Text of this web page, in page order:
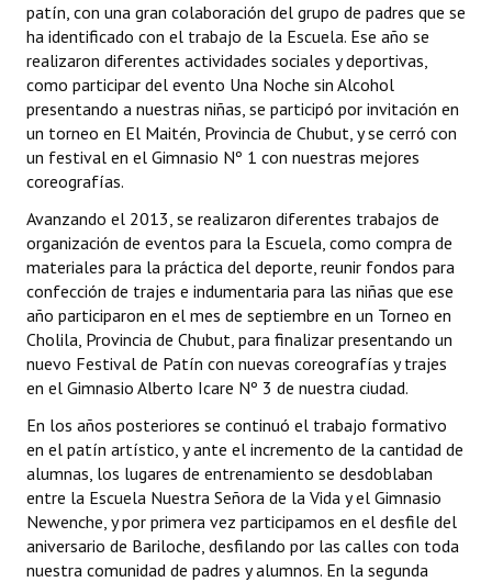
Declaraciones
Resoluciones
Resoluciones de Presidencia
INSTITUCIONAL
Antiguos Pobladores
Noticias Destacadas
Registros y Distinciones
Datos Históricos
Premio al Mérito - Registro
Audiencias Públicas - Registro
Mujeres que Dejaron Huellas - Registro
Periodistas Decanos - Registro
Ciudadano Ilustre - Registro
patín, con una gran colaboración del grupo de padres que se
ha identificado con el trabajo de la Escuela. Ese año se
realizaron diferentes actividades sociales y deportivas,
como participar del evento Una Noche sin Alcohol
presentando a nuestras niñas, se participó por invitación en
un torneo en El Maitén, Provincia de Chubut, y se cerró con
un festival en el Gimnasio Nº 1 con nuestras mejores
coreografías.
Avanzando el 2013, se realizaron diferentes trabajos de
organización de eventos para la Escuela, como compra de
materiales para la práctica del deporte, reunir fondos para
confección de trajes e indumentaria para las niñas que ese
año participaron en el mes de septiembre en un Torneo en
Cholila, Provincia de Chubut, para finalizar presentando un
nuevo Festival de Patín con nuevas coreografías y trajes
en el Gimnasio Alberto Icare Nº 3 de nuestra ciudad.
En los años posteriores se continuó el trabajo formativo
en el patín artístico, y ante el incremento de la cantidad de
alumnas, los lugares de entrenamiento se desdoblaban
entre la Escuela Nuestra Señora de la Vida y el Gimnasio
Newenche, y por primera vez participamos en el desfile del
aniversario de Bariloche, desfilando por las calles con toda
nuestra comunidad de padres y alumnos. En la segunda